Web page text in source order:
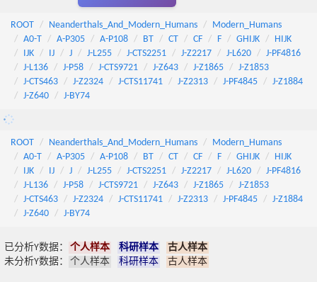
ROOT Neanderthals_And_Modern_Humans
Modern_Humans
A0-T
A-P305 A-P108 BT CT CF F GHIJK
HIJK
IJK
IJ J J-L255 J-CTS2251 J-Z2217 J-L620
J-PF4816
J-L136
J-P58 J-CTS9721 J-Z643 J-Z1865
J-Z1853
J-CTS463
J-Z2324 J-CTS11741 J-Z2313 J-PF4845
J-Z1884
J-Z640
J-BY74
ROOT Neanderthals_And_Modern_Humans
Modern_Humans
A0-T
A-P305 A-P108 BT CT CF F GHIJK
HIJK
IJK
IJ J J-L255 J-CTS2251 J-Z2217 J-L620
J-PF4816
J-L136
J-P58 J-CTS9721 J-Z643 J-Z1865
J-Z1853
J-CTS463
J-Z2324 J-CTS11741 J-Z2313 J-PF4845
J-Z1884
J-Z640
J-BY74
已分析Y数据： 个人样本 科研样本
古人样本
未分析Y数据：
个人样本 科研样本 古人样本